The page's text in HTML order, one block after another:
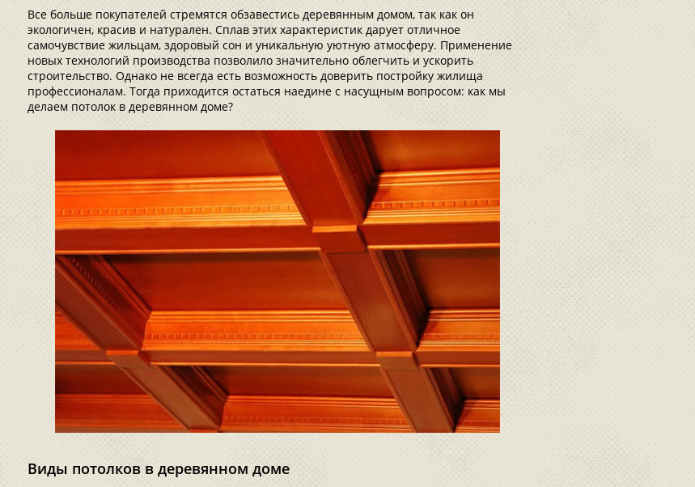
Все больше покупателей стремятся обзавестись деревянным домом, так как он
экологичен, красив и натурален. Сплав этих характеристик дарует отличное
самочувствие жильцам, здоровый сон и уникальную уютную атмосферу. Применение
новых технологий производства позволило значительно облегчить и ускорить
строительство. Однако не всегда есть возможность доверить постройку жилища
профессионалам. Тогда приходится остаться наедине с насущным вопросом: как мы
делаем потолок в деревянном доме?
Виды потолков в деревянном доме